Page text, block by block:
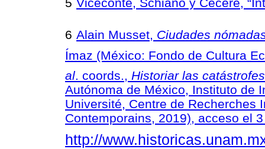
6 Alain Musset, Ciudades
Ímaz (México: Fondo de Cultura
al. coords., Historiar las catástrofes
Autónoma de México, Instituto de
Université, Centre de Recherches
Contemporains, 2019), acceso el
http://